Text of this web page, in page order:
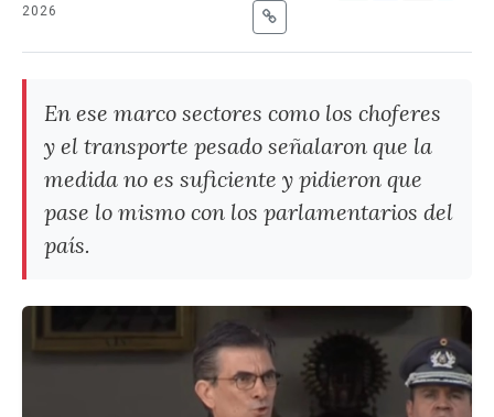
2026
En ese marco sectores como los choferes
y el transporte pesado señalaron que la
medida no es suficiente y pidieron que
pase lo mismo con los parlamentarios del
país.